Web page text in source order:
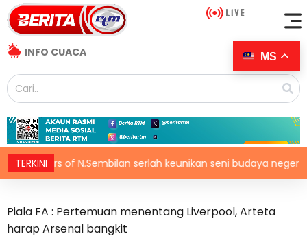
INFO CUACA
TERKINI
of N.Sembilan serlah keunikan seni budaya negeri beradat
Piala FA : Pertemuan menentang Liverpool, Arteta
harap Arsenal bangkit
MS